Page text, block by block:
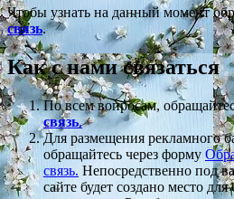
Чтобы узнать на данный момент
связь.
Как с нами связаться
По всем вопросам,
связь.
Для размещения рекламного
обращайтесь через форму
связь. Непосредственно под
сайте будет создано место